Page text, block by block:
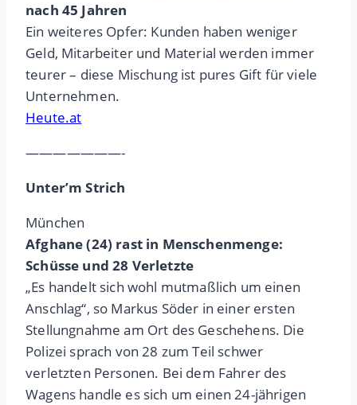
nach 45 Jahren
Ein weiteres Opfer: Kunden haben weniger
Geld, Mitarbeiter und Material werden immer
teurer – diese Mischung ist pures Gift für viele
Unternehmen.
Heute.at
———————-
Unter’m Strich
München
Afghane (24) rast in Menschenmenge:
Schüsse und 28 Verletzte
„Es handelt sich wohl mutmaßlich um einen
Anschlag“, so Markus Söder in einer ersten
Stellungnahme am Ort des Geschehens. Die
Polizei sprach von 28 zum Teil schwer
verletzten Personen. Bei dem Fahrer des
Wagens handle es sich um einen 24-jährigen